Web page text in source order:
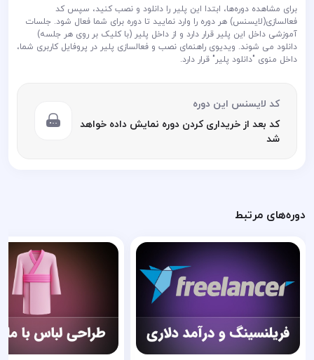
برای مشاهده دوره‌ها، ابتدا این پلیر را دانلود و نصب کنید، سپس کد
فعالسازی(لایسنس) هر دوره را وارد نمایید تا دوره برای شما فعال شود. جلسات
آموزشی داخل این پلیر قرار دارد و از داخل پلیر (با کلیک بر روی هر جلسه)
دانلود می شوند. ویدیوی راهنمای نصب و فعالسازی پلیر در پروفایل کاربری شما،
داخل منوی "دانلود پلیر" قرار دارد.
کد لایسنس این دوره
کد بعد از خریداری کردن دوره نمایش داده خواهد
شد
دوره‌های مرتبط